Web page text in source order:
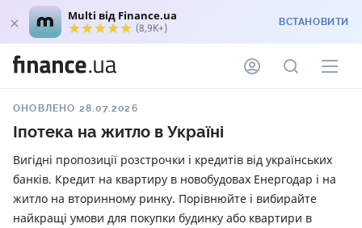
Multi від Finance.ua
(8,9K+) ВСТАНОВИТИ
ОНОВЛЕНО 28.07.2026
Іпотека на житло в Україні
Вигідні пропозиції розстрочки і кредитів від українських
банків. Кредит на квартиру в новобудовах Енергодар і на
житло на вторинному ринку. Порівнюйте і вибирайте
найкращі умови для покупки будинку або квартири в